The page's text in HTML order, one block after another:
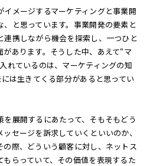
イメージするマーケティングと事業開
と思っています。事業開発の要素と
連携しながら機会を探索し、一つひと
あります。そうした中、あえて“マ
れているのは、マーケティングの知
は生きてくる部分があると思ってい
展開するにあたって、そもそもどう
セージを訴求していくといいのか、
の際、どういう顧客に対し、ネットス
らっていて、その価値を表現するた